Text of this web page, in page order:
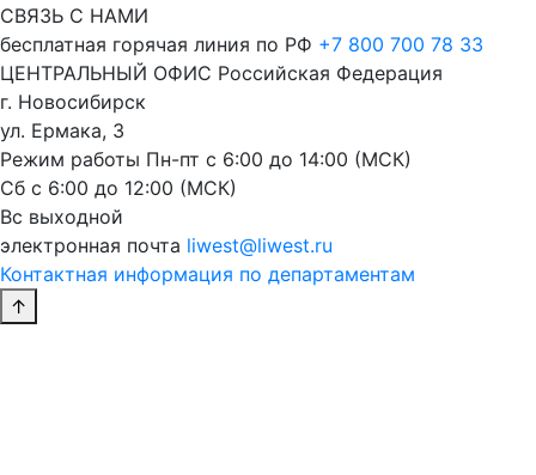
СВЯЗЬ С НАМИ
бесплатная горячая линия по РФ +7 800 700 78 33
ЦЕНТРАЛЬНЫЙ ОФИС Российская Федерация
г. Новосибирск
ул. Ермака, 3
Режим работы Пн-пт с 6:00 до 14:00 (МСК)
Сб с 6:00 до 12:00 (МСК)
Вс выходной
электронная почта liwest@liwest.ru
Контактная информация по департаментам
↑